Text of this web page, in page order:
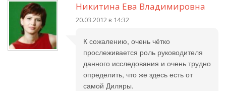
Никитина Ева Владимировна
20.03.2012 в 14:32
К сожалению, очень чётко
прослеживается роль руководителя
данного исследования и очень трудно
определить, что же здесь есть от
самой Диляры.